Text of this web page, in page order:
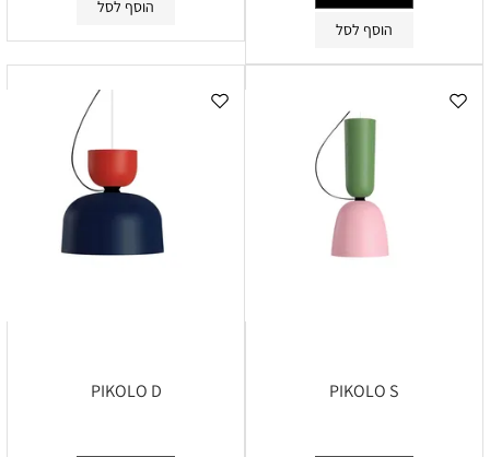
הוסף לסל
הוסף לסל
PIKOLO S
PIKOLO D